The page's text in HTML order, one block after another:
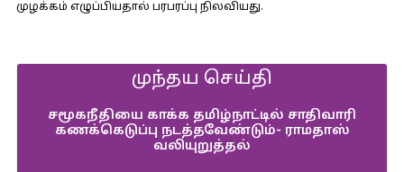
முழக்கம் எழுப்பியதால் பரபரப்பு நிலவியது.
முந்தய செய்தி
சமூகநீதியை காக்க தமிழ்நாட்டில் சாதிவாரி
கணக்கெடுப்பு நடத்தவேண்டும்- ராமதாஸ்
வலியுறுத்தல்